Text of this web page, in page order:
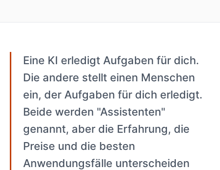
Eine KI erledigt Aufgaben für dich.
Die andere stellt einen Menschen
ein, der Aufgaben für dich erledigt.
Beide werden "Assistenten"
genannt, aber die Erfahrung, die
Preise und die besten
Anwendungsfälle unterscheiden